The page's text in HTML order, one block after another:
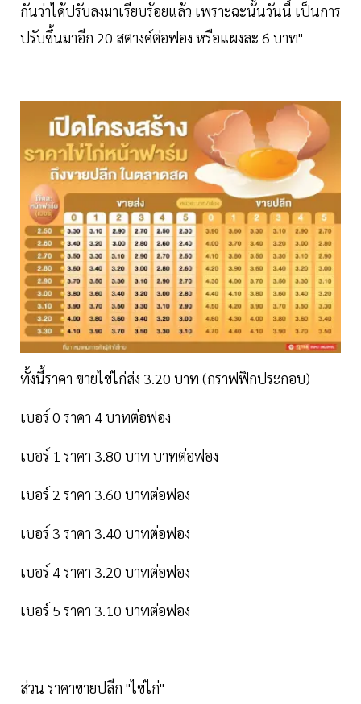
กันว่าได้ปรับลงมาเรียบร้อยแล้ว เพราะฉะนั้นวันนี้ เป็นการ
ปรับขึ้นมาอีก 20 สตางค์ต่อฟอง หรือแผงละ 6 บาท"
ทั้งนี้ราคา ขายไข่ไก่ส่ง 3.20 บาท (กราฟฟิกประกอบ)
เบอร์ 0 ราคา 4 บาทต่อฟอง
เบอร์ 1 ราคา 3.80 บาท บาทต่อฟอง
เบอร์ 2 ราคา 3.60 บาทต่อฟอง
เบอร์ 3 ราคา 3.40 บาทต่อฟอง
เบอร์ 4 ราคา 3.20 บาทต่อฟอง
เบอร์ 5 ราคา 3.10 บาทต่อฟอง
ส่วน ราคาขายปลีก "ไข่ไก่"